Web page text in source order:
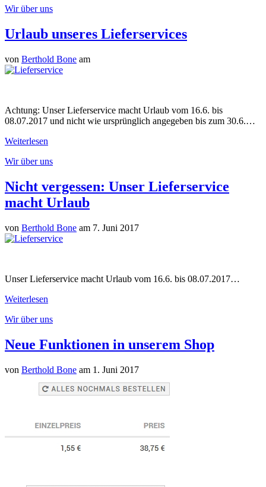
Wir über uns
Urlaub unseres Lieferservices
von Berthold Bone am
Achtung: Unser Lieferservice macht Urlaub vom 16.6. bis
08.07.2017 und nicht wie ursprünglich angegeben bis zum 30.6.…
Weiterlesen
Wir über uns
Nicht vergessen: Unser Lieferservice
macht Urlaub
von Berthold Bone am 7. Juni 2017
Unser Lieferservice macht Urlaub vom 16.6. bis 08.07.2017…
Weiterlesen
Wir über uns
Neue Funktionen in unserem Shop
von Berthold Bone am 1. Juni 2017